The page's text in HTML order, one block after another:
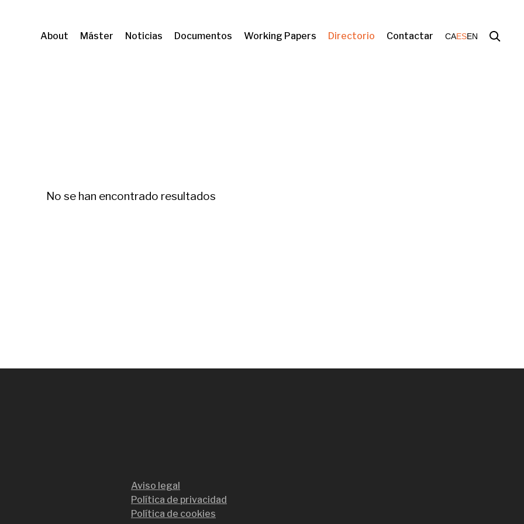
About Máster Noticias Documentos Working Papers Directorio Contactar CAESEN
No se han encontrado resultados
Aviso legal
Política de privacidad
Política de cookies